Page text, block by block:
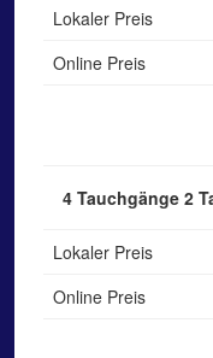
Lokaler Preis
Online Preis
4 Tauchgänge 2
Lokaler Preis
Online Preis